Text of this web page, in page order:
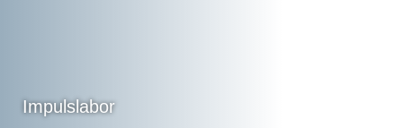
Impulslabor